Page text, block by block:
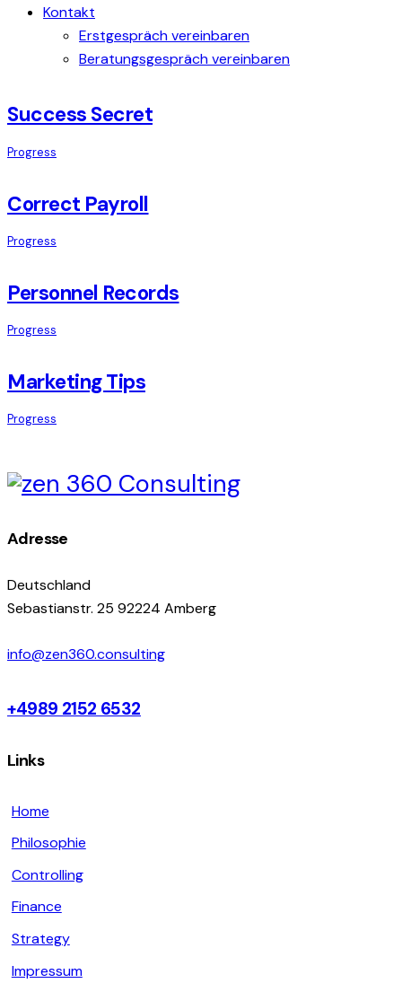
Kontakt
Erstgespräch vereinbaren
Beratungsgespräch vereinbaren
Success Secret
Progress
Correct Payroll
Progress
Personnel Records
Progress
Marketing Tips
Progress
Adresse
Deutschland
Sebastianstr. 25 92224 Amberg
info@zen360.consulting
+4989 2152 6532
Links
Home
Philosophie
Controlling
Finance
Strategy
Impressum